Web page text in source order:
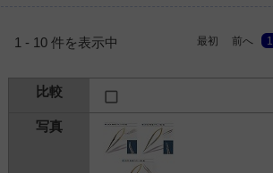
1 - 10 件を表示中 最初 前へ 1